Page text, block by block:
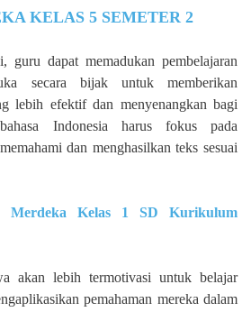
KELAS 5 SEMETER 2
guru dapat memadukan pembelajaran
secara bijak untuk memberikan
lebih efektif dan menyenangkan bagi
Indonesia harus fokus pada
dan menghasilkan teks sesuai
Merdeka Kelas 1 SD Kurikulum
akan lebih termotivasi untuk belajar
pemahaman mereka dalam